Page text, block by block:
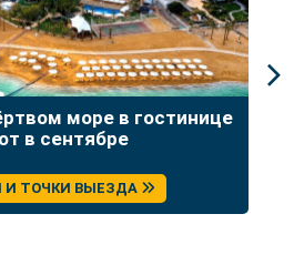
море в гостинице
в сентябре
И ТОЧКИ ВЫЕЗДА